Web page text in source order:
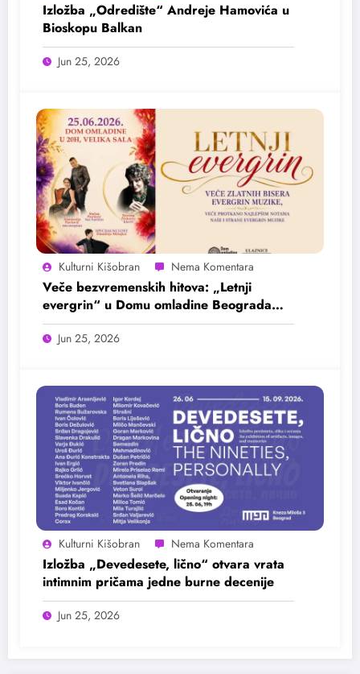
Izložba „Odredište“ Andreje Hamovića u
Bioskopu Balkan
Jun 25, 2026
Kulturni Kišobran
Veče bezvremenskih hitova: „Letnji
evergrin“ u Domu omladine Beograda
25. juna
Jun 25, 2026
Kulturni Kišobran
Izložba „Devedesete, lično“ otvara vrata
intimnim pričama jedne burne decenije
Jun 25, 2026